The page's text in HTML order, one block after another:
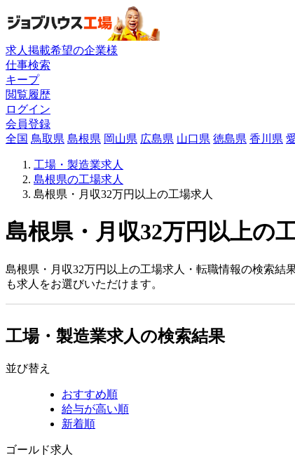
求人掲載希望の企業様
仕事検索
キープ
閲覧履歴
ログイン
会員登録
全国 鳥取県 島根県 岡山県 広島県 山口県 徳島県 香川県
工場・製造業求人
島根県の工場求人
島根県・月収32万円以上の工場求人
島根県・月収32万円以上の
島根県・月収32万円以上の工場求人・転職情報の検索結
も求人をお選びいただけます。
工場・製造業求人の検索結果
並び替え
おすすめ順
給与が高い順
新着順
ゴールド求人